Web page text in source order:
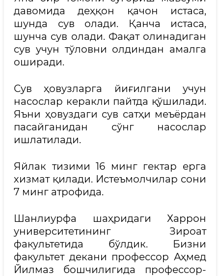
давомида деҳқон қачон истаса,
шунда сув олади. Қанча истаса,
шунча сув олади. Фақат олинадиган
сув учун тўловни олдиндан амалга
оширади.
Сув ҳовузларга йиғилгани учун
насослар керакли пайтда қўшилади.
Яъни ҳовуздаги сув сатҳи меъёрдан
пасайганидан сўнг насослар
ишлатилади.
Яйлак тизими 16 минг гектар ерга
хизмат қилади. Истеъмолчилар сони
7 минг атрофида.
Шанлиурфа шаҳридаги Харрон
университетининг Зироат
факультетида бўлдик. Бизни
факультет декани профессор Аҳмед
Йилмаз бошчилигида профессор-